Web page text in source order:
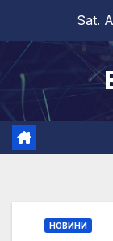
content
Sat.
НОВИНИ